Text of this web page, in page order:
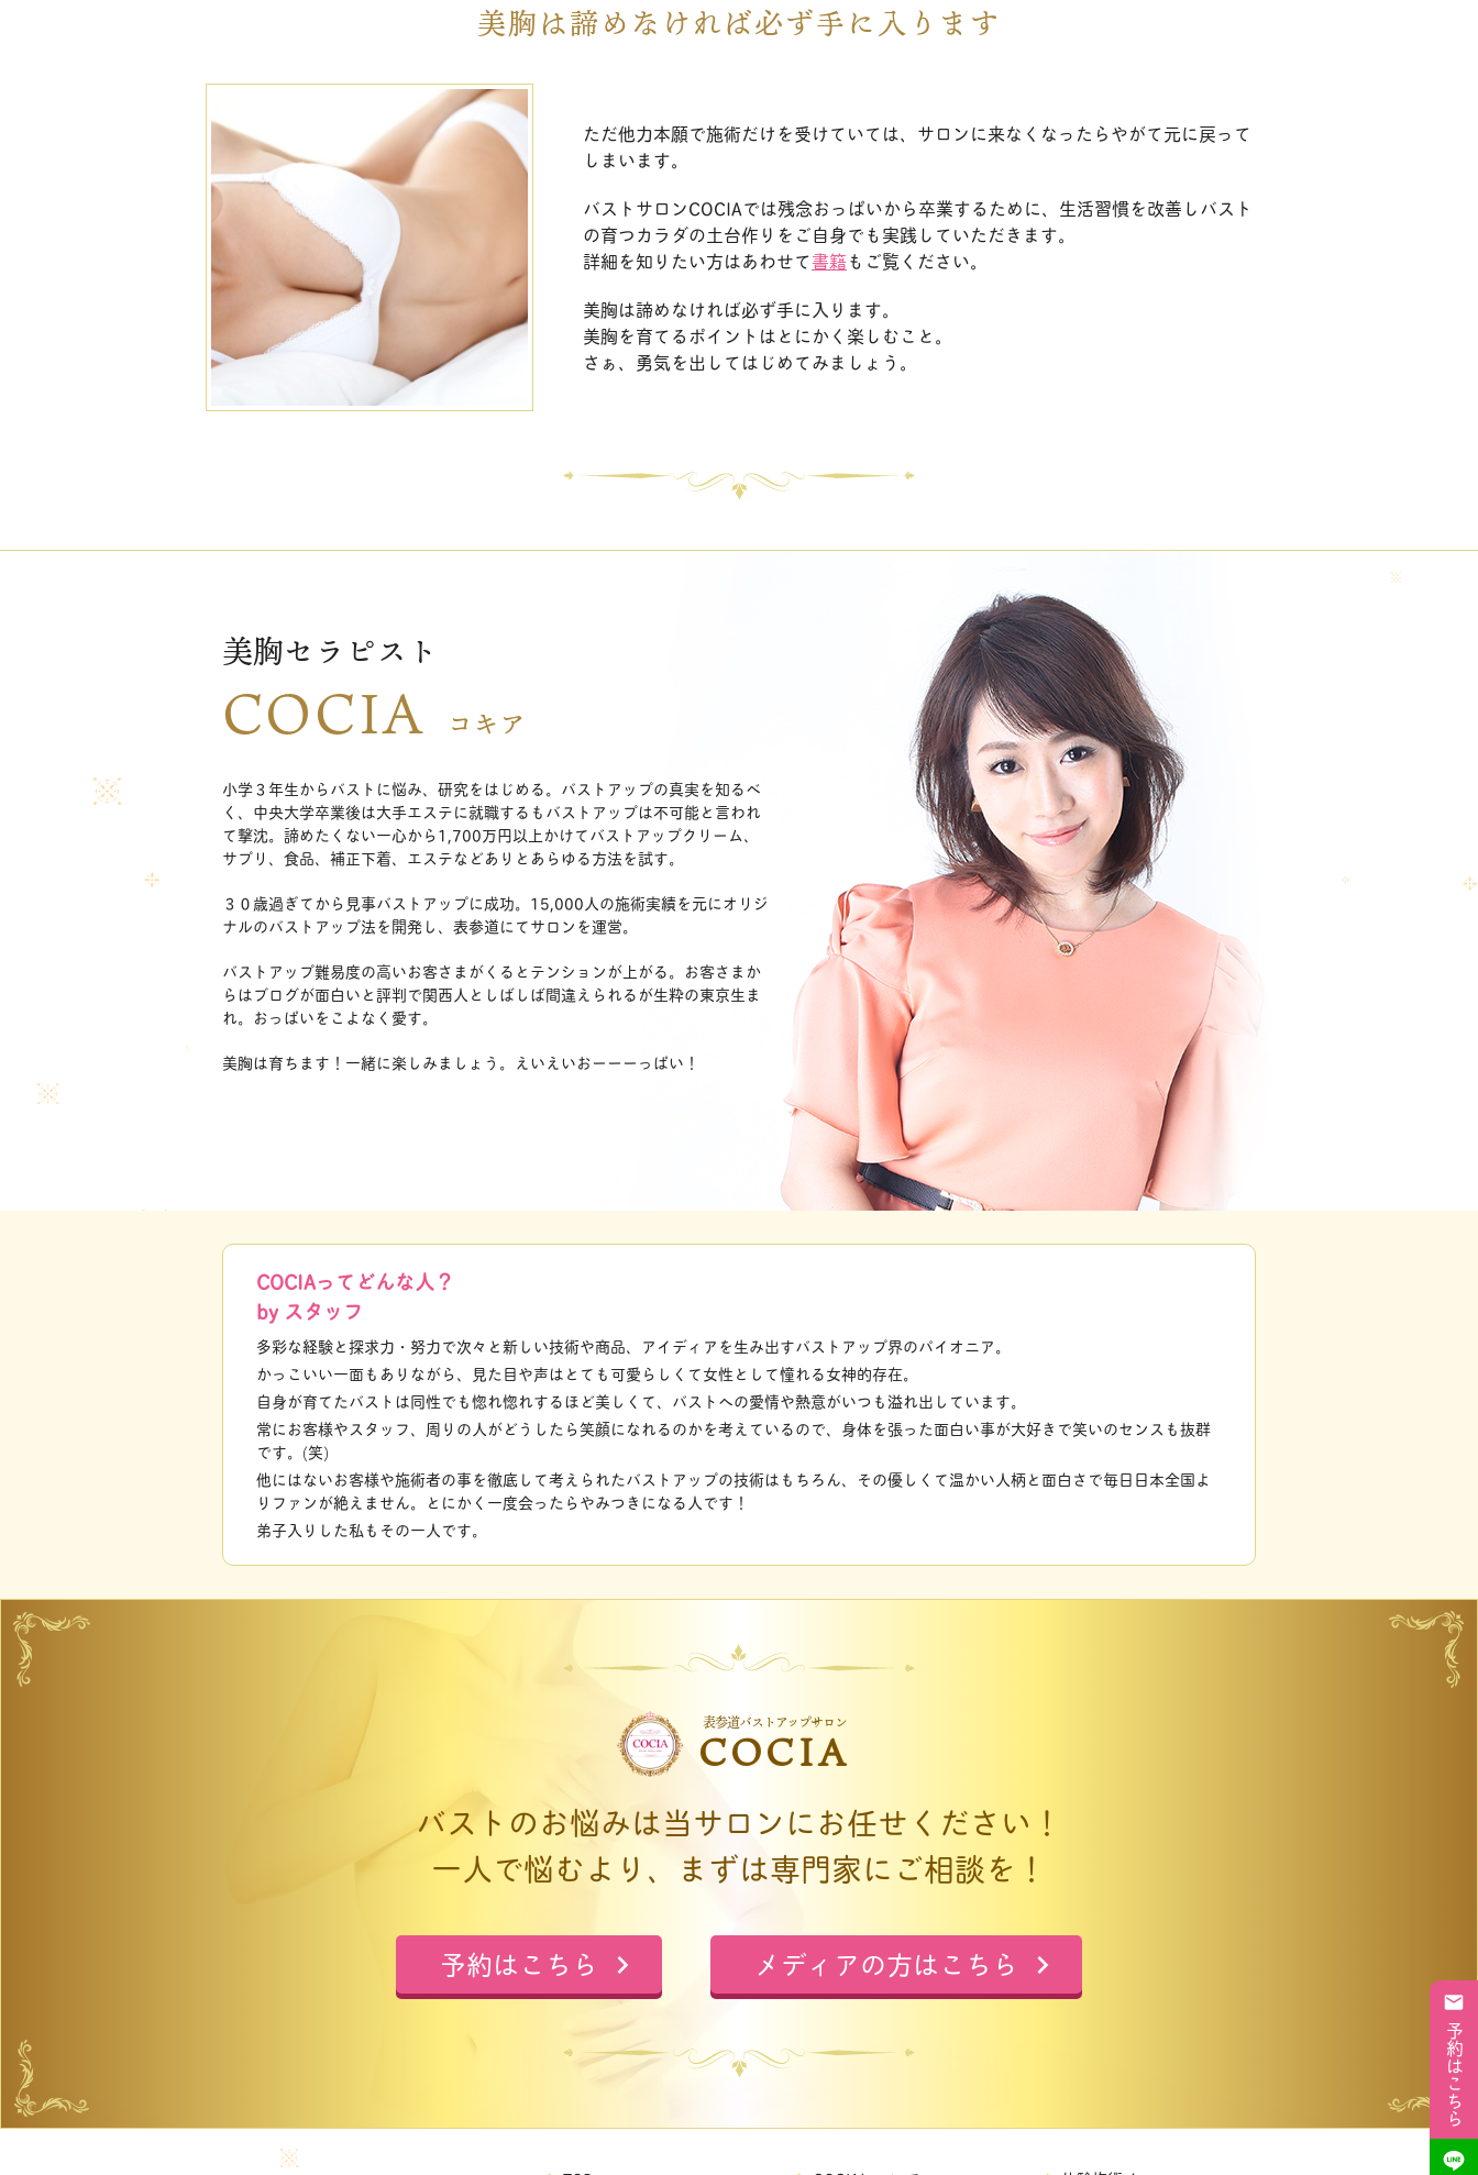
美胸は諦めなければ必ず手に入ります
ただ他力本願で施術だけを受けていては、サロンに来なくなったらやがて元に戻って
しまいます。
バストサロンCOCIAでは残念おっぱいから卒業するために、生活習慣を改善しバスト
の育つカラダの土台作りをご自身でも実践していただきます。
詳細を知りたい方はあわせて書籍もご覧ください。
美胸は諦めなければ必ず手に入ります。
美胸を育てるポイントはとにかく楽しむこと。
さぁ、勇気を出してはじめてみましょう。
美胸セラピスト
COCIA コキア
小学３年生からバストに悩み、研究をはじめる。バストアップの真実を知るべ
く、中央大学卒業後は大手エステに就職するもバストアップは不可能と言われ
て撃沈。諦めたくない一心から1,700万円以上かけてバストアップクリーム、
サプリ、食品、補正下着、エステなどありとあらゆる方法を試す。
３０歳過ぎてから見事バストアップに成功。15,000人の施術実績を元にオリジ
ナルのバストアップ法を開発し、表参道にてサロンを運営。
バストアップ難易度の高いお客さまがくるとテンションが上がる。お客さまか
らはブログが面白いと評判で関西人としばしば間違えられるが生粋の東京生ま
れ。おっぱいをこよなく愛す。
美胸は育ちます！一緒に楽しみましょう。えいえいおーーーっぱい！
COCIAってどんな人？
by スタッフ
多彩な経験と探求力・努力で次々と新しい技術や商品、アイディアを生み出すバストアップ界のパイオニア。
かっこいい一面もありながら、見た目や声はとても可愛らしくて女性として憧れる女神的存在。
自身が育てたバストは同性でも惚れ惚れするほど美しくて、バストへの愛情や熱意がいつも溢れ出しています。
常にお客様やスタッフ、周りの人がどうしたら笑顔になれるのかを考えているので、身体を張った面白い事が大好きで笑いのセンスも抜群
です。(笑)
他にはないお客様や施術者の事を徹底して考えられたバストアップの技術はもちろん、その優しくて温かい人柄と面白さで毎日日本全国よ
りファンが絶えません。とにかく一度会ったらやみつきになる人です！
弟子入りした私もその一人です。
表参道バストアップサロン
COCIA
バストのお悩みは当サロンにお任せください！
一人で悩むより、まずは専門家にご相談を！
予約はこちら メディアの方はこちら
予約はこちら